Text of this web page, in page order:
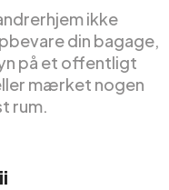
ikke
din bagage,
på et offentligt
mærket nogen
rum.